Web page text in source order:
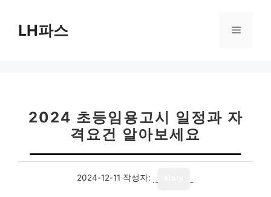
LH파스 메
2024 초등임용고시 일정과 자
격요건 알아보세요
2024-12-11 작성자: